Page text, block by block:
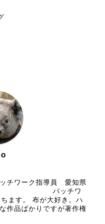
チワーク指導員 愛知県
チワ
ます。 布が大好き。ハ
作品ばかりですが著作権